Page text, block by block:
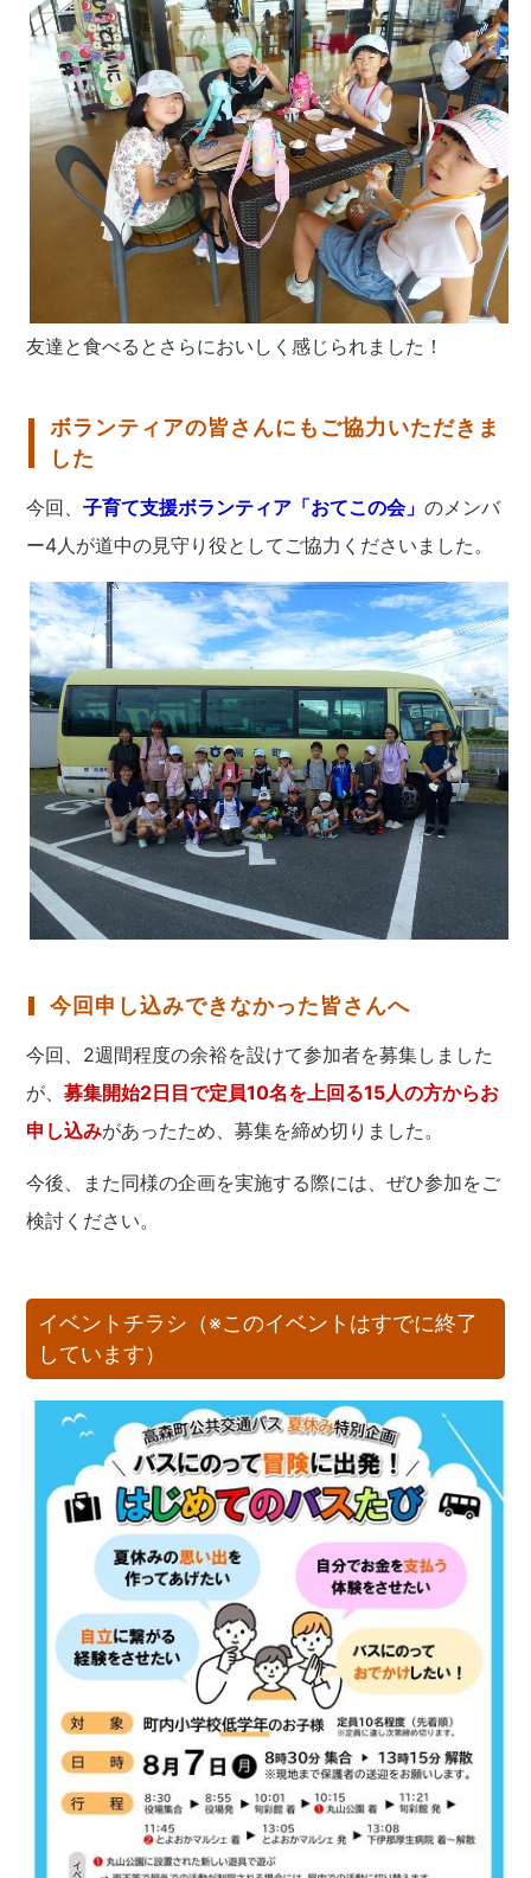
友達と食べるとさらにおいしく感じられました！
ボランティアの皆さんにもご協力いただきま
した
今回、子育て支援ボランティア「おてこの会」のメンバ
ー4人が道中の見守り役としてご協力くださいました。
今回申し込みできなかった皆さんへ
今回、2週間程度の余裕を設けて参加者を募集しました
が、募集開始2日目で定員10名を上回る15人の方からお
申し込みがあったため、募集を締め切りました。
今後、また同様の企画を実施する際には、ぜひ参加をご
検討ください。
イベントチラシ（※このイベントはすでに終了
しています）